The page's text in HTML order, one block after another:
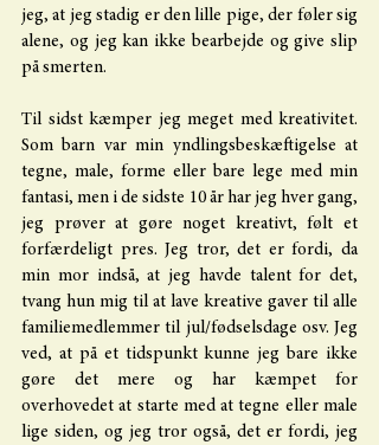
jeg, at jeg stadig er den lille pige, der føler sig
alene, og jeg kan ikke bearbejde og give slip
på smerten.
Til sidst kæmper jeg meget med kreativitet.
Som barn var min yndlingsbeskæftigelse at
tegne, male, forme eller bare lege med min
fantasi, men i de sidste 10 år har jeg hver gang,
jeg prøver at gøre noget kreativt, følt et
forfærdeligt pres. Jeg tror, det er fordi, da
min mor indså, at jeg havde talent for det,
tvang hun mig til at lave kreative gaver til alle
familiemedlemmer til jul/fødselsdage osv. Jeg
ved, at på et tidspunkt kunne jeg bare ikke
gøre det mere og har kæmpet for
overhovedet at starte med at tegne eller male
lige siden, og jeg tror også, det er fordi, jeg